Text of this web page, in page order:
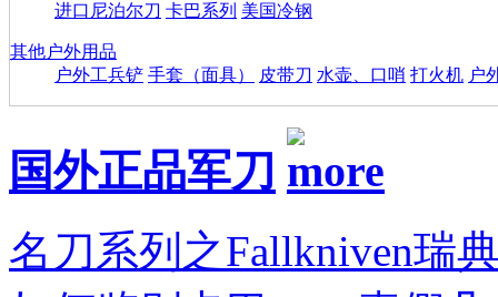
进口尼泊尔刀 卡巴系列 美国冷钢
其他户外用品
户外工兵铲 手套（面具） 皮带刀 水壶、口哨 打火机 户
国外正品军刀
名刀系列之Fallkniven瑞